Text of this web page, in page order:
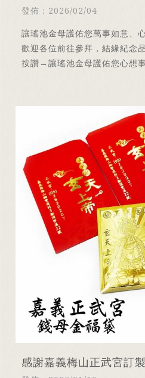
發佈：2026/02/04
讓瑤池金母護佑您萬事如意、
歡迎各位前往參拜，結緣紀念品
按讚→讓瑤池金母護佑您心想事
感謝嘉義梅山正武宮訂